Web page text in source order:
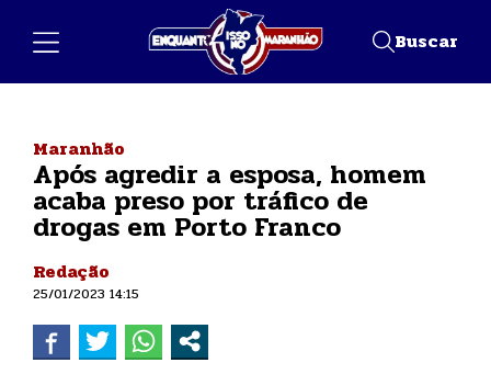
Buscar
Maranhão
Após agredir a esposa, homem
acaba preso por tráfico de
drogas em Porto Franco
Redação
25/01/2023 14:15